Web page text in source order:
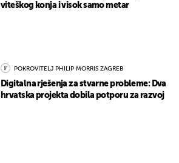
viteškog konja i visok samo metar
POKROVITELJ PHILIP MORRIS ZAGREB
Digitalna rješenja za stvarne probleme: Dva
hrvatska projekta dobila potporu za razvoj